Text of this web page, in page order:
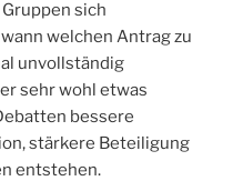
sich
welchen Antrag zu
unvollständig
sehr wohl etwas
bessere
stärkere Beteiligung
entstehen.